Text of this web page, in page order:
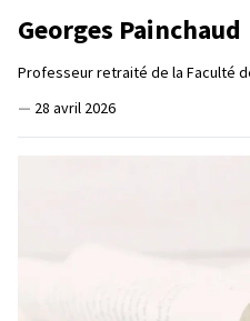
Georges Painchaud
Professeur retraité de la Faculté
— 28 avril 2026